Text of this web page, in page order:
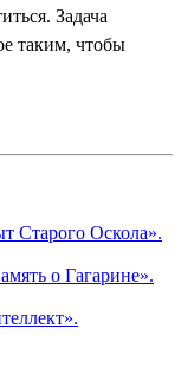
Задача
таким, чтобы
Старого Оскола».
о Гагарине».